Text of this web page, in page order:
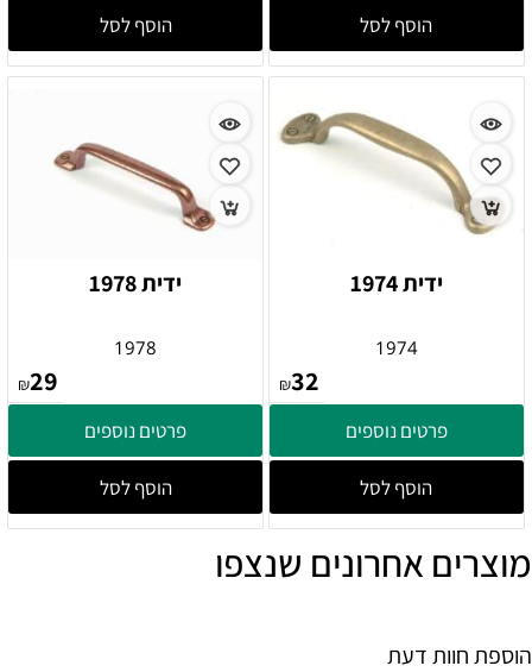
הוסף לסל הוסף לסל
ידית 1974
1974
₪32
פרטים נוספים
הוסף לסל
ידית 1978
1978
₪29
פרטים נוספים
הוסף לסל
מוצרים אחרונים שנצפו
הוספת חוות דעת